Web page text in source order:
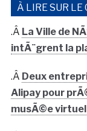
À LIRE SUR LE
.Â La Ville de
intÃ¨grent la
.Â Deux
Alipay pour
musÃ©e